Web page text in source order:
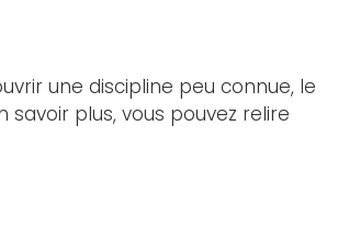
une discipline peu connue, le
savoir plus, vous pouvez relire